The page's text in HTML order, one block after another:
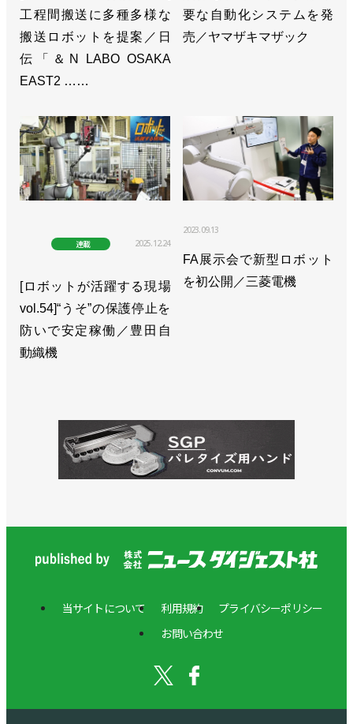
工程間搬送に多種多様な
搬送ロボットを提案／日
伝「＆N LABO OSAKA
EAST2 ……
要な自動化システムを発
売／ヤマザキマザック
連載 2025.12.24
[ロボットが活躍する現場
vol.54]“うそ”の保護停止を
防いで安定稼働／豊田自
動織機
2023.09.13
FA展示会で新型ロボット
を初公開／三菱電機
当サイトについて 利用規約
プライバシーポリシー
お問い合わせ